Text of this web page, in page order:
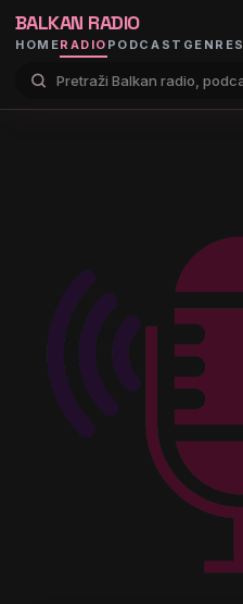
BALKAN RADIO
HOMERADIO PODCAST GENRES